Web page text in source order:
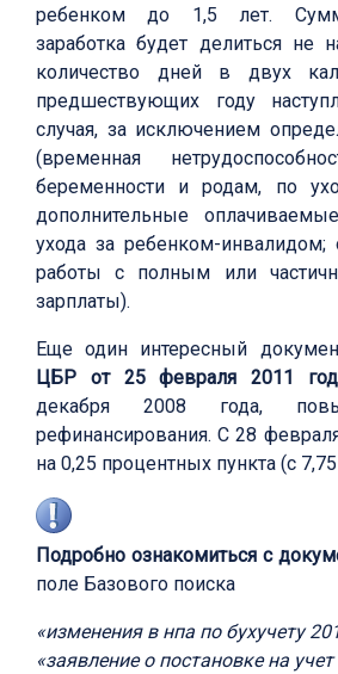
ребенком до 1,5 лет.
заработка будет делиться не
количество дней в двух
предшествующих году
случая, за исключением
(временная
беременности и родам, по
дополнительные
ухода за ребенком-инвалидом;
работы с полным или
зарплаты).
Еще один интересный
ЦБР от 25 февраля 2011
декабря 2008 года,
рефинансирования. С 28
на 0,25 процентных пункта (с
Подробно ознакомиться с
поле Базового поиска
«изменения в нпа по бухучету
«заявление о постановке на